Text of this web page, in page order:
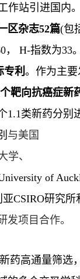
作站引进国内
区杂志52篇(包
， H-指数为33
专利 。作为主
个靶向抗癌症新
1.1类新药分别
与美国
学、
of
亚CSIRO研究所
发项目合作。
药高通量筛选